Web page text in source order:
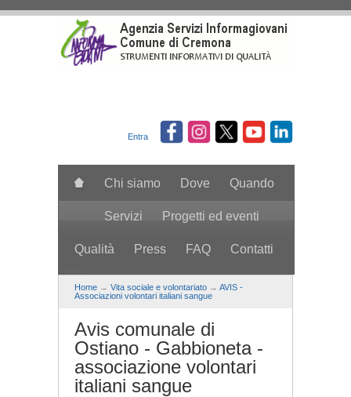
Entra
Chi siamo Dove Quando
Servizi Progetti ed eventi
Qualità Press FAQ Contatti
Home → Vita sociale e volontariato → AVIS -
Associazioni volontari italiani sangue
Avis comunale di
Ostiano - Gabbioneta -
associazione volontari
italiani sangue